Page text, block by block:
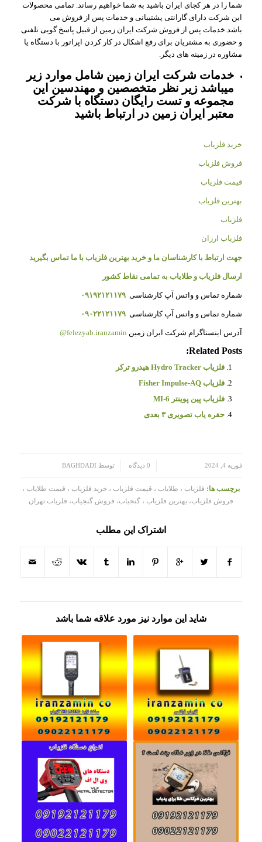
شما را در هر کجای ایران باشید به شما خواهیم رساند. تمامی محصولات
این شرکت دارای گارانتی پشتیبانی و خدمات پس از فروش می
باشد.خدمات پس از فروش شرکت ایران زمین از قبیل پاسخ گویی تلفنی
و حضوری به مشتریان برای رفع اشکال در کار کردن اپراتور با دستگاه یا
مشاوره در زمینه های دیگر.
خدمات شرکت ایران زمین شامل موارد زیر
میباشد زیر نظر متخصصین و مهندسین این
مجموعه و تست رایگان دستگاه با شرکت
معتبر ایران زمین در ارتباط باشید
خرید فلزیاب
فروش فلزیاب
قیمت فلزیاب
بهترین فلزیاب
فلزیاب
فلزیاب ارزان
جهت ارتباط با کارشناسان ما و خرید بهترین فلزیاب با ما تماس بگیرید
ارسال فلزیاب و طلایاب به تمامی نقاط کشور
شماره تماس و واتس آپ کارشناسی ۰۹۱۹۲۱۲۱۱۷۹
شماره تماس و واتس آپ کارشناسی ۰۹۰۲۲۱۲۱۱۷۹
آدرس اینستاگرام شرکت ایران زمین felezyab.iranzamin@
Related Posts:
فلزیاب Hydro Tracker هیدرو ترکر
فلزیاب Fisher Impulse-AQ
فلزیاب پین‌ پوینتر MI-6
حفره یاب تصویری ۳ بعدی
فوریه 4, 2024 0 دیدگاه توسط BAGHDADI
برچسب ها: فلزیاب ، طلایاب ، قیمت فلزیاب ، خرید فلزیاب ، قیمت طلایاب ،
فروش فلزیاب، بهترین فلزیاب ، گنجیاب، فروش گنجیاب، فلزیاب تهران
اشتراک این مطلب
شاید این موارد نیز مورد علاقه شما باشد